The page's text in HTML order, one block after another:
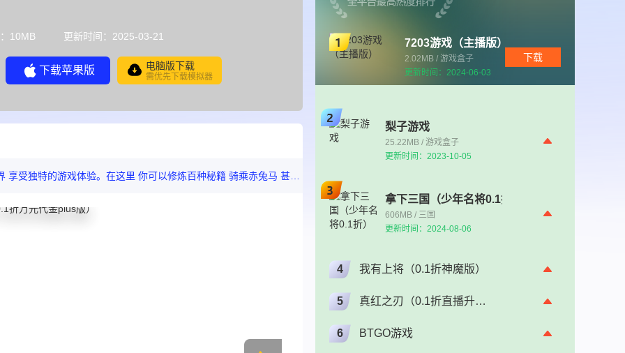
10MB 更新时间：2025-03-21
下载苹果版 电脑版下载
需优先下载模拟器
家根据自己的喜好定制角色外观 打造独一无二的角色。你可以扮演各种高手侠客 驯化传世神宠 行走江湖 惩恶扬善。此外 你还可以加入或创建帮派 挑战其他玩家 展示你的实力。无论是拳打大佬还是脚踢第一 都取决于你的本事！
7203游戏（主播版）
2.02MB / 游戏盒子
更新时间：2024-06-03
下载
梨子游戏
25.22MB / 游戏盒子
更新时间：2023-10-05
拿下三国（少年名将0.1折）
606MB / 三国
更新时间：2024-08-06
4 我有上将（0.1折神魔版）
5 真红之刃（0.1折直播升级版）（奇迹）
6 BTGO游戏